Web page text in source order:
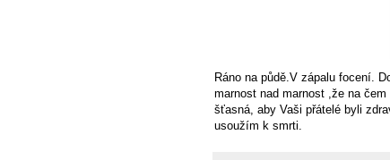
Ráno na půdě.V zápalu focení.
marnost nad marnost ,že na
šťasná, aby Vaši přátelé byli
usoužím k smrti.